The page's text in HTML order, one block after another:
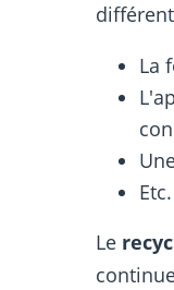
La
Etc.
Le